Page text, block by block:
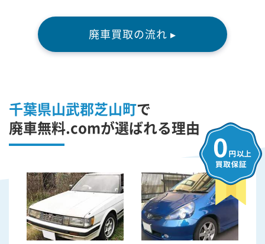
廃車買取の流れ ▸
千葉県山武郡芝山町で
廃車無料.comが選ばれる理由